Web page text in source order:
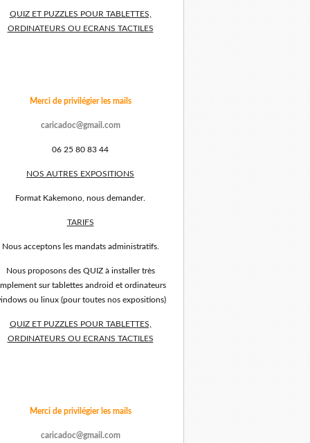
QUIZ ET PUZZLES POUR TABLETTES,
ORDINATEURS OU ECRANS TACTILES
Merci de privilégier les mails
caricadoc@gmail.com
06 25 80 83 44
NOS AUTRES EXPOSITIONS
Format Kakemono, nous demander.
TARIFS
Nous acceptons les mandats administratifs.
Nous proposons des QUIZ à installer très
sur tablettes android et ordinateurs
ou linux (pour toutes nos expositions)
QUIZ ET PUZZLES POUR TABLETTES,
ORDINATEURS OU ECRANS TACTILES
Merci de privilégier les mails
caricadoc@gmail.com